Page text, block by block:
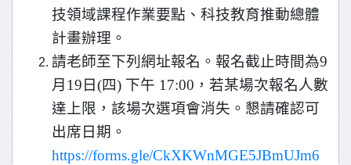
技領域課程作業要點、科技教育推動總體
計畫辦理。
請老師至下列網址報名。報名截止時間為9
月19日(四) 下午 17:00，若某場次報名人數
達上限，該場次選項會消失。懇請確認可
出席日期。
https://forms.gle/CkXKWnMGE5JBmUJm6